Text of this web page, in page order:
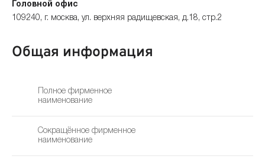
Головной офис
109240, г. москва, ул. верхняя радищевская, д.18, стр.2
Общая информация
Полное фирменное
наименование
Сокращённое фирменное
наименование